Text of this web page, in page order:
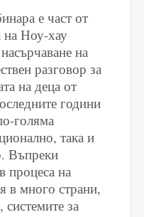
е част от
на Ноу-хау
на
разговор за
на деца от
години
голяма
така и
Въпреки
процеса на
в много страни,
за